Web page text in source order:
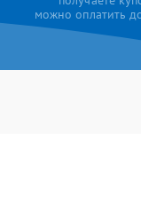
можно оплатить